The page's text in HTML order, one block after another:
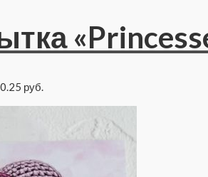
0.25 руб.